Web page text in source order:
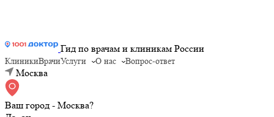
Гид по врачам и клиникам России
КлиникиВрачиУслуги О нас Вопрос-ответ
Москва
Ваш город - Москва?